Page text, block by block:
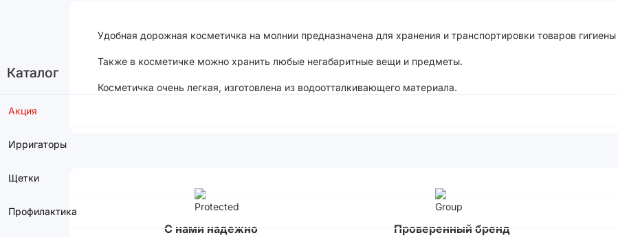
Каталог
Акция
Ирригаторы
Щетки
Профилактика
Удобная дорожная косметичка на молнии предназначена для хранения и транспортировки товаров гигиены
Также в косметичке можно хранить любые негабаритные вещи и предметы.
Косметичка очень легкая, изготовлена из водоотталкивающего материала.
С нами надежно Проверенный бренд